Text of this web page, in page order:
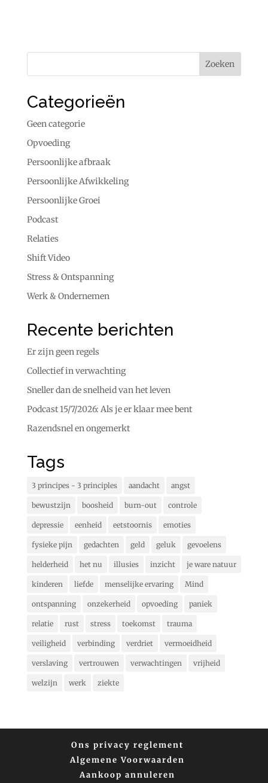
Categorieën
Geen categorie
Opvoeding
Persoonlijke afbraak
Persoonlijke Afwikkeling
Persoonlijke Groei
Podcast
Relaties
Shift Video
Stress & Ontspanning
Werk & Ondernemen
Recente berichten
Er zijn geen regels
Collectief in verwachting
Sneller dan de snelheid van het leven
Podcast 15/7/2026: Als je er klaar mee bent
Razendsnel en ongemerkt
Tags
3 principes - 3 principles aandacht angst
bewustzijn boosheid burn-out controle
depressie eenheid eetstoornis emoties
fysieke pijn gedachten geld geluk gevoelens
helderheid het nu illusies inzicht je ware natuur
kinderen liefde menselijke ervaring Mind
ontspanning onzekerheid opvoeding paniek
relatie rust stress toekomst trauma
veiligheid verbinding verdriet vermoeidheid
verslaving vertrouwen verwachtingen vrijheid
welzijn werk ziekte
Ons privacy reglement
Algemene Voorwaarden
Aankoop annuleren